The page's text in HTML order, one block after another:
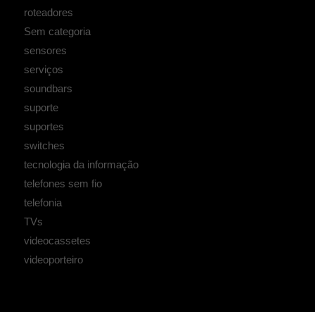
roteadores
Sem categoria
sensores
serviços
soundbars
suporte
suportes
switches
tecnologia da informação
telefones sem fio
telefonia
TVs
videocassetes
videoporteiro